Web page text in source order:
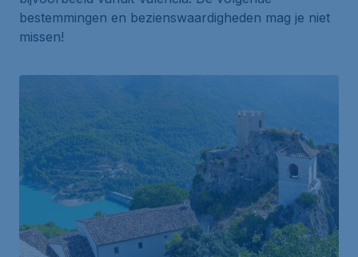
bestemmingen en bezienswaardigheden mag je niet
missen!